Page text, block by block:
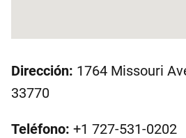
Dirección: 1764 Missouri
33770
Teléfono: +1 727-531-0202